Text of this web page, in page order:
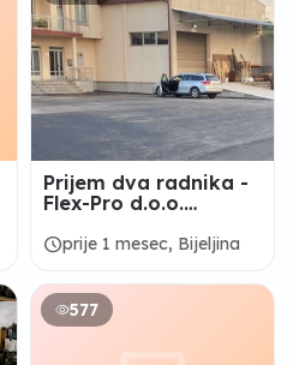
Prijem dva radnika -
Flex-Pro d.o.o.
scheduleprije 1 mesec, Bijeljina
577